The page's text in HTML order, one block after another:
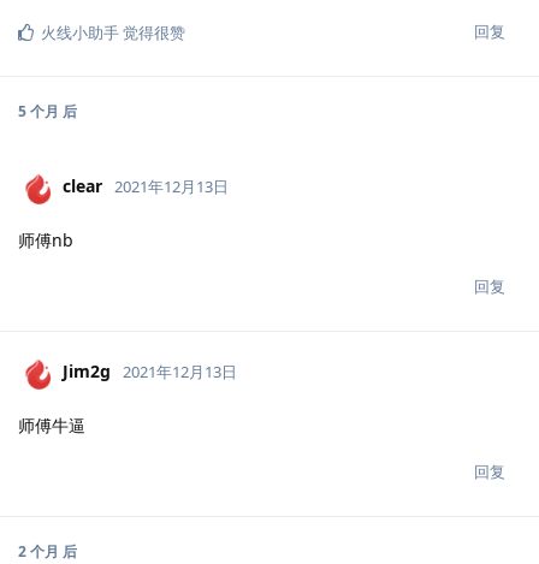
回复
火线小助手觉得很赞
5 个月 后
clear 2021年12月13日
师傅nb
回复
Jim2g 2021年12月13日
师傅牛逼
回复
2 个月 后